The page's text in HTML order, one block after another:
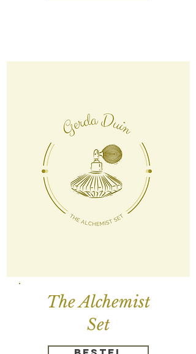
The Alchemist
Set